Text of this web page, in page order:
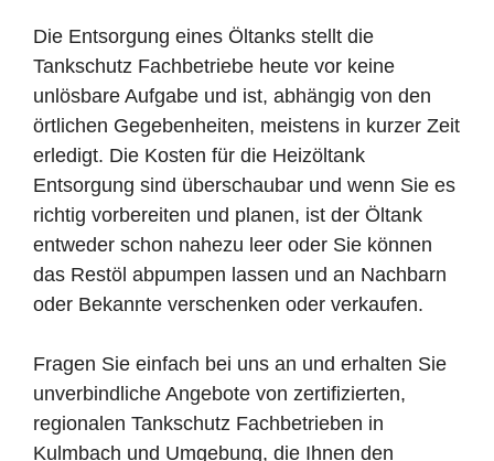
Die Entsorgung eines Öltanks stellt die
Tankschutz Fachbetriebe heute vor keine
unlösbare Aufgabe und ist, abhängig von den
örtlichen Gegebenheiten, meistens in kurzer Zeit
erledigt. Die Kosten für die Heizöltank
Entsorgung sind überschaubar und wenn Sie es
richtig vorbereiten und planen, ist der Öltank
entweder schon nahezu leer oder Sie können
das Restöl abpumpen lassen und an Nachbarn
oder Bekannte verschenken oder verkaufen.
Fragen Sie einfach bei uns an und erhalten Sie
unverbindliche Angebote von zertifizierten,
regionalen Tankschutz Fachbetrieben in
Kulmbach und Umgebung, die Ihnen den